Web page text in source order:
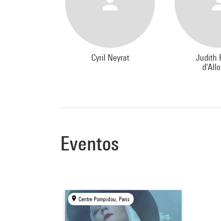
Cyril Neyrat
Judith
Eventos
Centre Pompidou, Paris